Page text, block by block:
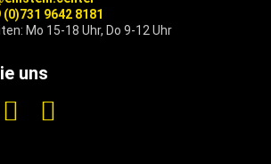
(0)731 9642 8181
Mo 15-18 Uhr, Do 9-12 Uhr
uns